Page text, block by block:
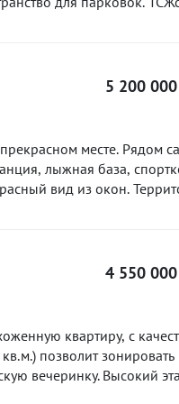
никто не
в собственности.
застройщика.Окна выход
В квартире остается
по
5 200
месте. Рядом
вид из окон.
Квартира
4 550
квартиру, с
позволит зонировать
вечеринку. Высокий
На придомовой